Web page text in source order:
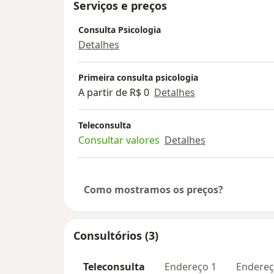
Serviços e preços
Consulta Psicologia
Detalhes
Primeira consulta psicologia
A partir de R$ 0 Detalhes
Teleconsulta
Consultar valores Detalhes
Como mostramos os preços?
Consultórios (3)
Teleconsulta Endereço 1